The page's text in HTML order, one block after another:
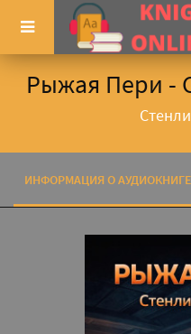
Рыжая Пери -
ИНФОРМАЦИЯ О АУДИОКНИГЕ